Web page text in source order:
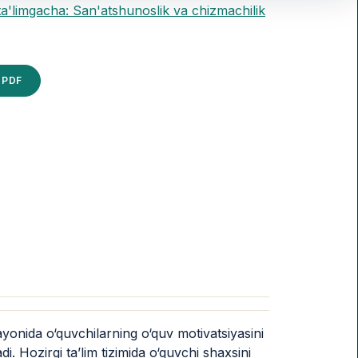
San'atshunoslik va chizmachilik
PDF
o‘quvchilarning o‘quv motivatsiyasini
Hozirgi ta’lim tizimida o‘quvchi shaxsini